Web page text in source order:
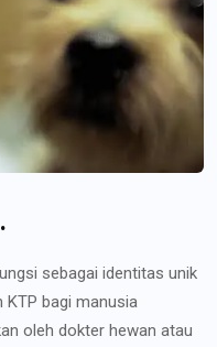
sebagai identitas unik
KTP bagi manusia
oleh dokter hewan atau